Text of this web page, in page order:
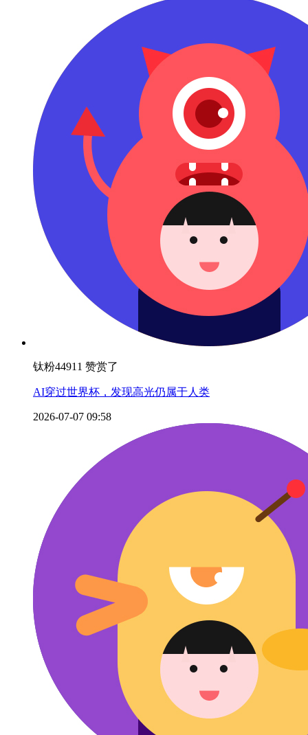
钛粉44911 赞赏了
AI穿过世界杯，发现高光仍属于人类
2026-07-07 09:58